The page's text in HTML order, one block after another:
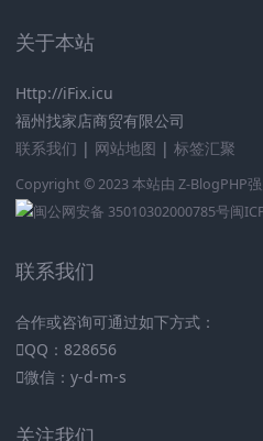
关于本站
Http://iFix.icu
福州找家店商贸有限公司
联系我们 | 网站地图 | 标签汇聚
Copyright © 2023 本站由 Z-BlogPHP
闽公网安备 35010302000785号闽
联系我们
合作或咨询可通过如下方式：
QQ：828656
微信：y-d-m-s
关注我们